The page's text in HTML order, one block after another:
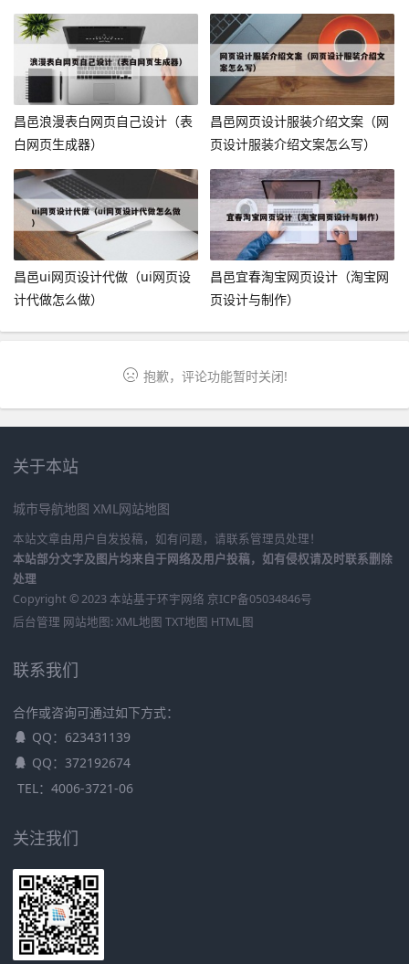
昌邑浪漫表白网页自己设计（表
白网页生成器）
昌邑网页设计服装介绍文案（网
页设计服装介绍文案怎么写）
昌邑ui网页设计代做（ui网页设
计代做怎么做）
昌邑宜春淘宝网页设计（淘宝网
页设计与制作）
抱歉，评论功能暂时关闭!
关于本站
城市导航地图 XML网站地图
本站文章由用户自发投稿，如有问题，请联系管理员处理！
本站部分文字及图片均来自于网络及用户投稿，如有侵权请及时联系删除
处理
Copyright © 2023 本站基于环宇网络 京ICP备05034846号
后台管理 网站地图: XML地图 TXT地图 HTML图
联系我们
合作或咨询可通过如下方式：
QQ：623431139
QQ：372192674
TEL：4006-3721-06
关注我们